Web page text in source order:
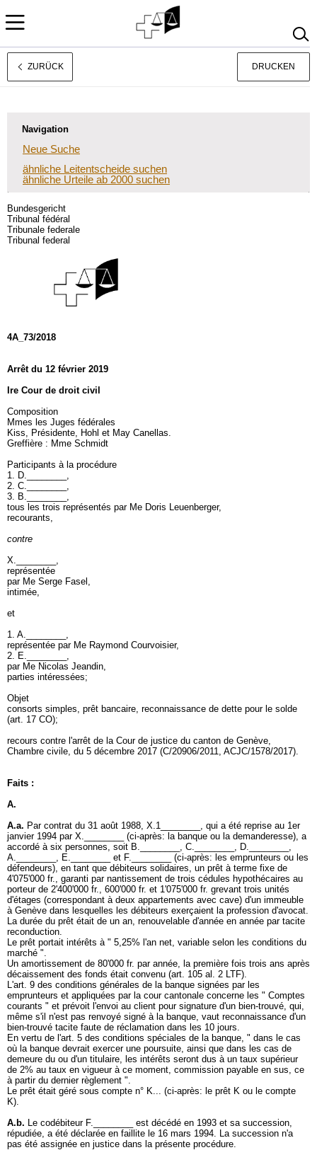
Français
ZURÜCK DRUCKEN
Navigation
Neue Suche
ähnliche Leitentscheide suchen
ähnliche Urteile ab 2000 suchen
Bundesgericht
Tribunal fédéral
Tribunale federale
Tribunal federal
4A_73/2018
Arrêt du 12 février 2019
Ire Cour de droit civil
Composition
Mmes les Juges fédérales
Kiss, Présidente, Hohl et May Canellas.
Greffière : Mme Schmidt
Participants à la procédure
1. D.________,
2. C.________,
3. B.________,
tous les trois représentés par Me Doris Leuenberger,
recourants,
contre
X.________,
représentée
par Me Serge Fasel,
intimée,
et
1. A.________,
représentée par Me Raymond Courvoisier,
2. E.________,
par Me Nicolas Jeandin,
parties intéressées;
Objet
consorts simples, prêt bancaire, reconnaissance de dette pour le solde
(art. 17 CO);
recours contre l'arrêt de la Cour de justice du canton de Genève,
Chambre civile, du 5 décembre 2017 (C/20906/2011, ACJC/1578/2017).
Faits :
A.
A.a. Par contrat du 31 août 1988, X.1________, qui a été reprise au 1er
janvier 1994 par X.________ (ci-après: la banque ou la demanderesse), a
accordé à six personnes, soit B.________, C.________, D.________,
A.________, E.________ et F.________ (ci-après: les emprunteurs ou les
défendeurs), en tant que débiteurs solidaires, un prêt à terme fixe de
4'075'000 fr., garanti par nantissement de trois cédules hypothécaires au
porteur de 2'400'000 fr., 600'000 fr. et 1'075'000 fr. grevant trois unités
d'étages (correspondant à deux appartements avec cave) d'un immeuble
à Genève dans lesquelles les débiteurs exerçaient la profession d'avocat.
La durée du prêt était de un an, renouvelable d'année en année par tacite
reconduction.
Le prêt portait intérêts à " 5,25% l'an net, variable selon les conditions du
marché ".
Un amortissement de 80'000 fr. par année, la première fois trois ans après
décaissement des fonds était convenu (art. 105 al. 2 LTF).
L'art. 9 des conditions générales de la banque signées par les
emprunteurs et appliquées par la cour cantonale concerne les " Comptes
courants " et prévoit l'envoi au client pour signature d'un bien-trouvé, qui,
même s'il n'est pas renvoyé signé à la banque, vaut reconnaissance d'un
bien-trouvé tacite faute de réclamation dans les 10 jours.
En vertu de l'art. 5 des conditions spéciales de la banque, " dans le cas
où la banque devrait exercer une poursuite, ainsi que dans les cas de
demeure du ou d'un titulaire, les intérêts seront dus à un taux supérieur
de 2% au taux en vigueur à ce moment, commission payable en sus, ce
à partir du dernier règlement ".
Le prêt était géré sous compte n° K... (ci-après: le prêt K ou le compte
K).
A.b. Le codébiteur F.________ est décédé en 1993 et sa succession,
répudiée, a été déclarée en faillite le 16 mars 1994. La succession n'a
pas été assignée en justice dans la présente procédure.